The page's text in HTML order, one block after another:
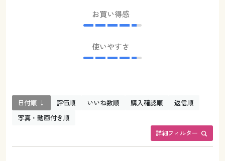
お買い得感
使いやすさ
詳細フィルター
日付順 ↓ 評価順 いいね数順 購入確認順
返信順
写真・動画付き順